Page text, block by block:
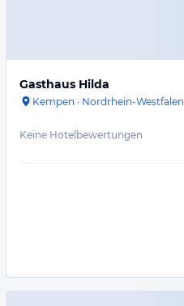
Gasthaus Hilda
Kempen · Nordrhein-Westfalen
Keine Hotelbewertungen